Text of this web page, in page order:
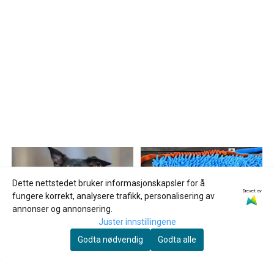
Dette nettstedet bruker informasjonskapsler for å
fungere korrekt, analysere trafikk, personalisering av
annonser og annonsering.
Drevet av
Juster innstillingene
Godta nødvendig
Godta alle